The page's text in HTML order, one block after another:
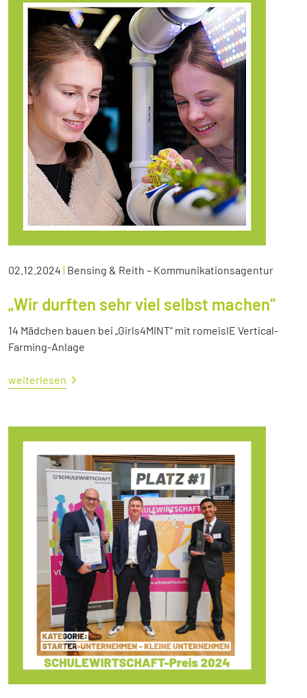
02.12.2024 | Bensing & Reith – Kommunikationsagentur
„Wir durften sehr viel selbst machen“
14 Mädchen bauen bei „Girls4MINT“ mit romeisIE Vertical-
Farming-Anlage
weiterlesen